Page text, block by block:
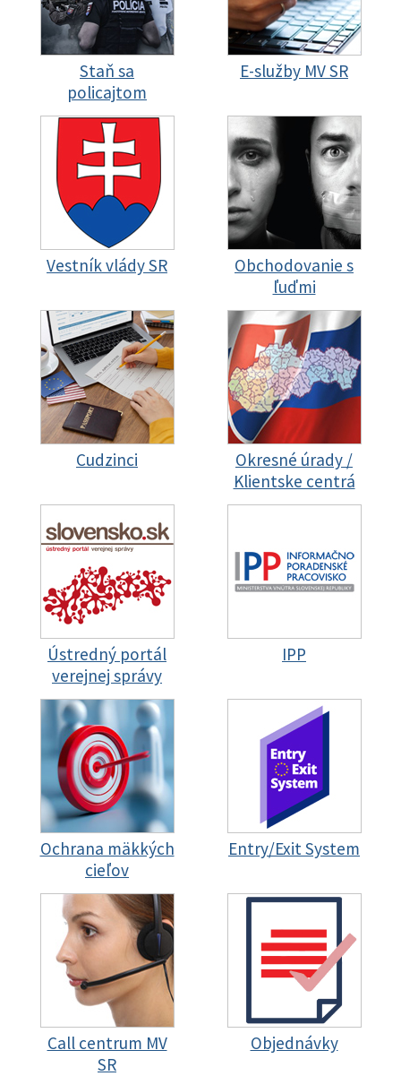
Staň sa
policajtom
E-služby MV SR
Vestník vlády SR
Obchodovanie s
ľuďmi
Cudzinci
Okresné úrady /
Klientske centrá
Ústredný portál
verejnej správy
IPP
Ochrana mäkkých
cieľov
Entry/Exit System
Call centrum MV
SR
Objednávky